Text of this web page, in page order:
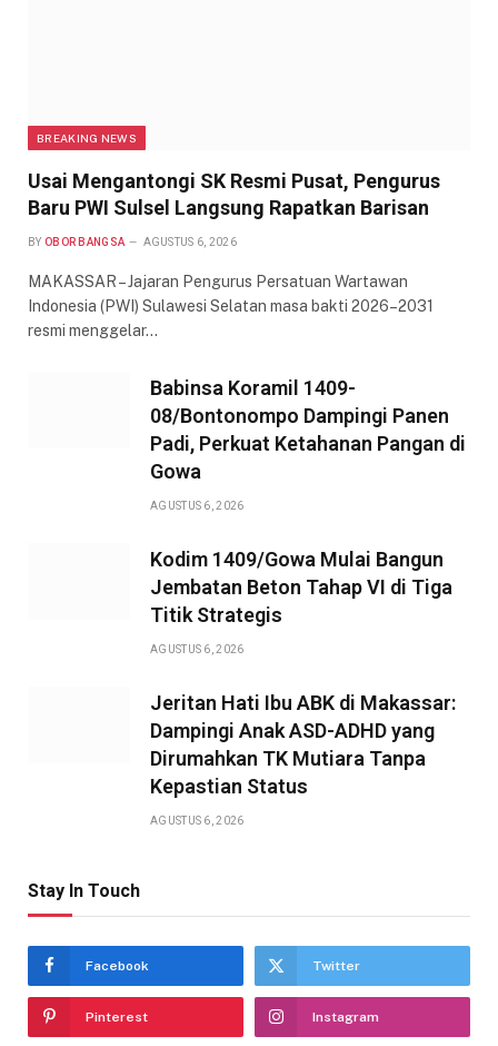
BREAKING NEWS
Usai Mengantongi SK Resmi Pusat, Pengurus
Baru PWI Sulsel Langsung Rapatkan Barisan
BY OBOR BANGSA AGUSTUS 6, 2026
MAKASSAR – Jajaran Pengurus Persatuan Wartawan
Indonesia (PWI) Sulawesi Selatan masa bakti 2026–2031
resmi menggelar…
Babinsa Koramil 1409-
08/Bontonompo Dampingi Panen
Padi, Perkuat Ketahanan Pangan di
Gowa
AGUSTUS 6, 2026
Kodim 1409/Gowa Mulai Bangun
Jembatan Beton Tahap VI di Tiga
Titik Strategis
AGUSTUS 6, 2026
Jeritan Hati Ibu ABK di Makassar:
Dampingi Anak ASD-ADHD yang
Dirumahkan TK Mutiara Tanpa
Kepastian Status
AGUSTUS 6, 2026
Stay In Touch
Facebook Twitter
Pinterest Instagram